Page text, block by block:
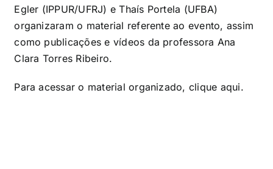
Egler (IPPUR/UFRJ) e Thaís Portela (UFBA)
organizaram o material referente ao evento, assim
como publicações e vídeos da professora Ana
Clara Torres Ribeiro.
Para acessar o material organizado, clique aqui.